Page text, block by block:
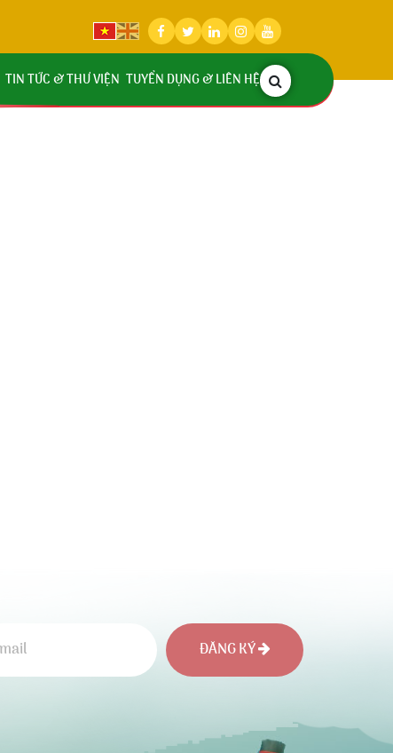
TIN TỨC & THƯ VIỆN TUYỂN DỤNG & LIÊN HỆ
ĐĂNG KÝ